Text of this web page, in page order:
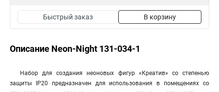
Быстрый заказ В корзину
Описание Neon-Night 131-034-1
Набор для создания неоновых фигур «Креатив» со степенью
защиты IP20 предназначен для использования в помещениях со